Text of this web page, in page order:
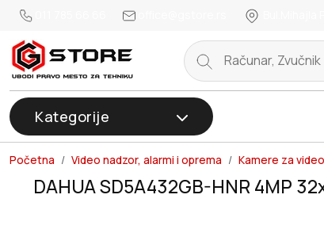
Kategorije
Početna Video nadzor, alarmi i oprema Kamere za
DAHUA SD5A432GB-HNR 4MP